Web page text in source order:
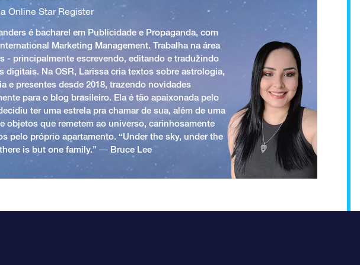
Online Star Register
é bacharel em Publicidade e Propaganda, com
Marketing Management. Trabalha na área
- principalmente escrevendo, editando e traduzindo
digitais. Na OSR, Larissa cria textos sobre astrologia,
e presentes desde 2018, trazendo novidades
para o blog brasileiro. Ela é tão apaixonada pelo
ter uma estrela pra chamar de sua, além de uma
objetos que remetem ao universo, carinhosamente
pelo próprio apartamento. “Under the sky, under the
is but one family.” ― Bruce Lee